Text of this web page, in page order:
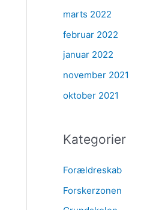
marts 2022
februar 2022
januar 2022
november 2021
oktober 2021
Kategorier
Forældreskab
Forskerzonen